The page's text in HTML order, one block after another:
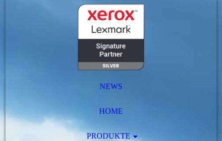
NEWS
HOME
PRODUKTE